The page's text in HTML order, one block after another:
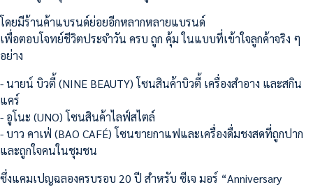
โดยมีร้านค้าแบรนด์ย่อยอีกหลากหลายแบรนด์
เพื่อตอบโจทย์ชีวิตประจำวัน ครบ ถูก คุ้ม ในแบบที่เข้าใจลูกค้าจริง ๆ
อย่าง
- นายน์ บิวตี้ (NINE BEAUTY) โซนสินค้าบิวตี้ เครื่องสำอาง และสกิน
แคร์
- อูโนะ (UNO) โซนสินค้าไลฟ์สไตล์
- บาว คาเฟ่ (BAO CAFÉ) โซนขายกาแฟและเครื่องดื่มชงสดที่ถูกปาก
และถูกใจคนในชุมชน
ซึ่งแคมเปญฉลองครบรอบ 20 ปี สำหรับ ซีเจ มอร์ “Anniversary